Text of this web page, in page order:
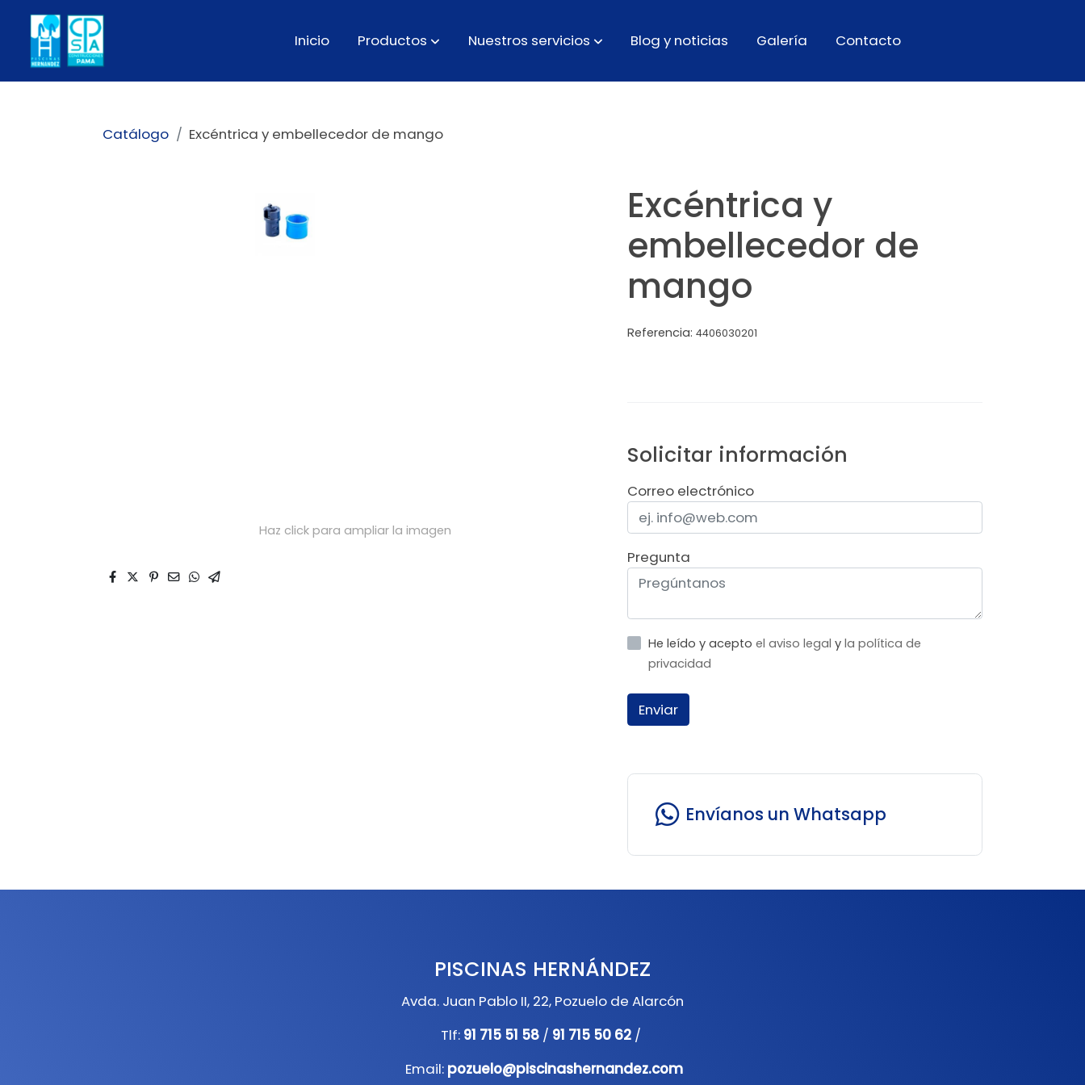
Inicio Productos Nuestros servicios Blog y noticias Galería Contacto
Catálogo Excéntrica y embellecedor de mango
Haz click para ampliar la imagen
Excéntrica y
embellecedor de
mango
Referencia:4406030201
Solicitar información
Correo electrónico
Pregunta
He leído y acepto el aviso legal y la política de
privacidad
Enviar
Envíanos un Whatsapp
PISCINAS HERNÁNDEZ
Avda. Juan Pablo II, 22, Pozuelo de Alarcón
Tlf: 91 715 51 58 / 91 715 50 62 /
Email: pozuelo@piscinashernandez.com